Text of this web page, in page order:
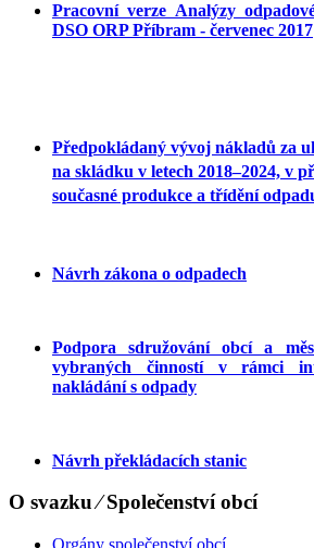
Pracovní verze Analýzy
DSO ORP Příbram - červenec 2017
Předpokládaný vývoj nákladů za
na skládku v letech 2018–2024, v
současné produkce a třídění
Návrh zákona o odpadech
Podpora sdružování obcí a
vybraných činností v rámci
nakládání s odpady
Návrh překládacích stanic
O svazku ⁄ Společenství obcí